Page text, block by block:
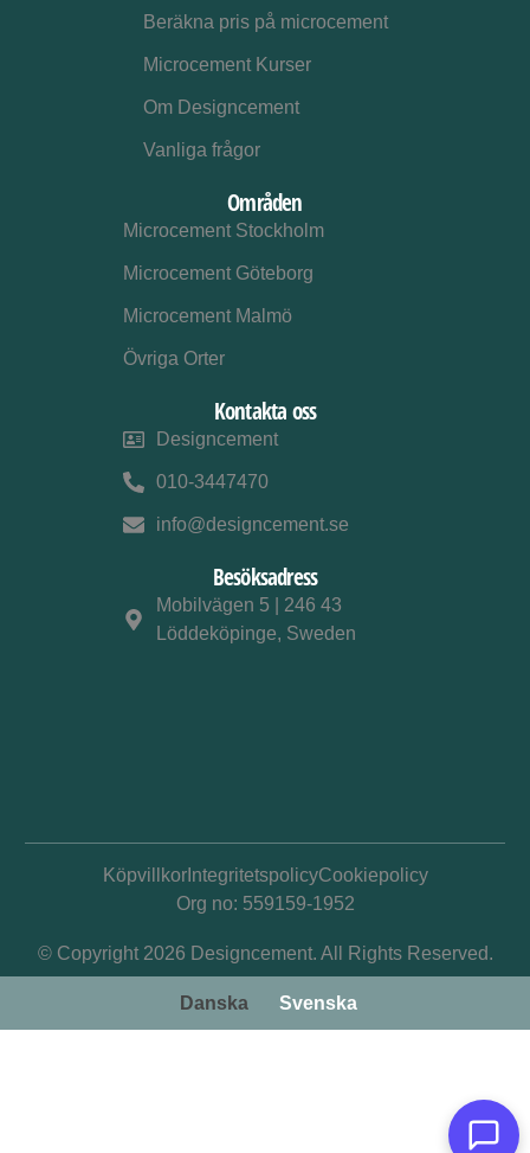
Beräkna pris på microcement
Microcement Kurser
Om Designcement
Vanliga frågor
Områden
Microcement Stockholm
Microcement Göteborg
Microcement Malmö
Övriga Orter
Kontakta oss
Designcement
010-3447470
info@designcement.se
Besöksadress
Mobilvägen 5 | 246 43
Löddeköpinge, Sweden
KöpvillkorIntegritetspolicyCookiepolicy
Org no: 559159-1952
© Copyright 2026 Designcement. All Rights Reserved.
Danska Svenska